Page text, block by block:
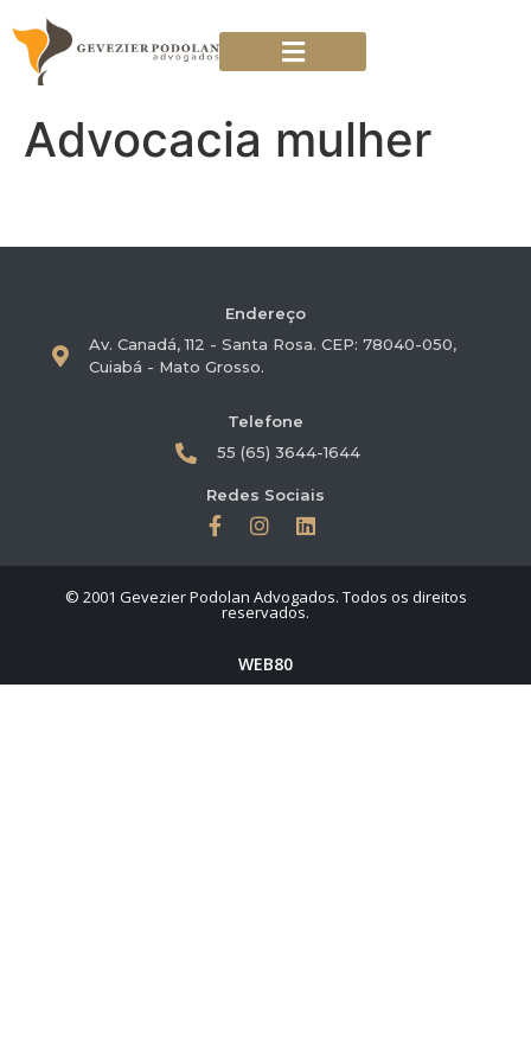
Advocacia mulher
Endereço
Av. Canadá, 112 - Santa Rosa. CEP: 78040-050,
Cuiabá - Mato Grosso.
Telefone
55 (65) 3644-1644
Redes Sociais
© 2001 Gevezier Podolan Advogados. Todos os direitos
reservados.
WEB80